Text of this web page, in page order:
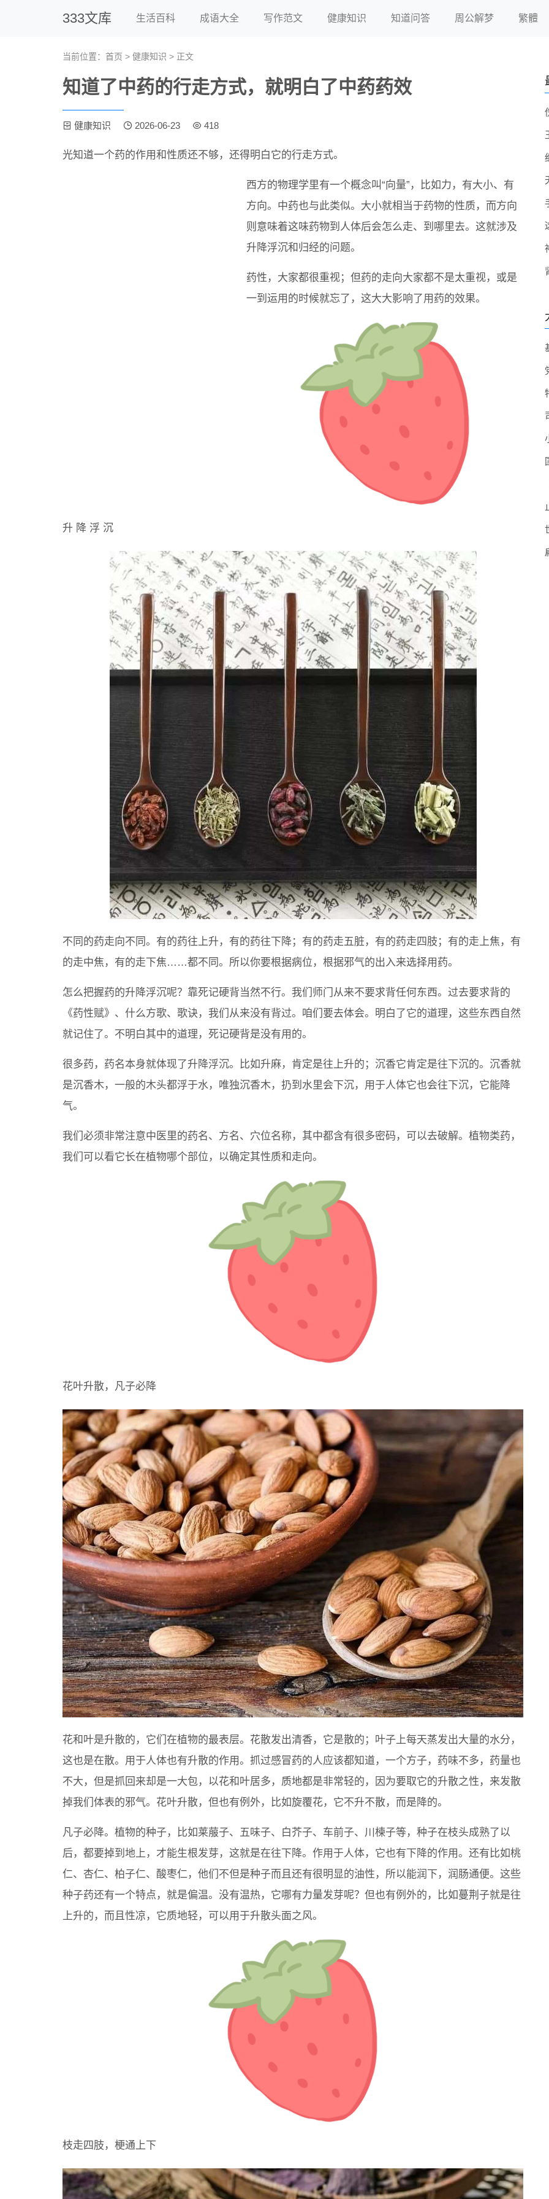
333文库 生活百科 成语大全 写作范文 健康知识 知道问答 周公解梦 繁體
当前位置： 首页 > 健康知识 > 正文
知道了中药的行走方式，就明白了中药药效
健康知识 2026-06-23 418
光知道一个药的作用和性质还不够，还得明白它的行走方式。
西方的物理学里有一个概念叫“向量”，比如力，有大小、有
方向。中药也与此类似。大小就相当于药物的性质，而方向
则意味着这味药物到人体后会怎么走、到哪里去。这就涉及
升降浮沉和归经的问题。
药性，大家都很重视；但药的走向大家都不是太重视，或是
一到运用的时候就忘了，这大大影响了用药的效果。
升 降 浮 沉
不同的药走向不同。有的药往上升，有的药往下降；有的药走五脏，有的药走四肢；有的走上焦，有
的走中焦，有的走下焦……都不同。所以你要根据病位，根据邪气的出入来选择用药。
怎么把握药的升降浮沉呢？靠死记硬背当然不行。我们师门从来不要求背任何东西。过去要求背的
《药性赋》、什么方歌、歌诀，我们从来没有背过。咱们要去体会。明白了它的道理，这些东西自然
就记住了。不明白其中的道理，死记硬背是没有用的。
很多药，药名本身就体现了升降浮沉。比如升麻，肯定是往上升的；沉香它肯定是往下沉的。沉香就
是沉香木，一般的木头都浮于水，唯独沉香木，扔到水里会下沉，用于人体它也会往下沉，它能降
气。
我们必须非常注意中医里的药名、方名、穴位名称，其中都含有很多密码，可以去破解。植物类药，
我们可以看它长在植物哪个部位，以确定其性质和走向。
花叶升散，凡子必降
花和叶是升散的，它们在植物的最表层。花散发出清香，它是散的；叶子上每天蒸发出大量的水分，
这也是在散。用于人体也有升散的作用。抓过感冒药的人应该都知道，一个方子，药味不多，药量也
不大，但是抓回来却是一大包，以花和叶居多，质地都是非常轻的，因为要取它的升散之性，来发散
掉我们体表的邪气。花叶升散，但也有例外，比如旋覆花，它不升不散，而是降的。
凡子必降。植物的种子，比如莱菔子、五味子、白芥子、车前子、川楝子等，种子在枝头成熟了以
后，都要掉到地上，才能生根发芽，这就是在往下降。作用于人体，它也有下降的作用。还有比如桃
仁、杏仁、柏子仁、酸枣仁，他们不但是种子而且还有很明显的油性，所以能润下，润肠通便。这些
种子药还有一个特点，就是偏温。没有温热，它哪有力量发芽呢？但也有例外的，比如蔓荆子就是往
上升的，而且性凉，它质地轻，可以用于升散头面之风。
枝走四肢，梗通上下